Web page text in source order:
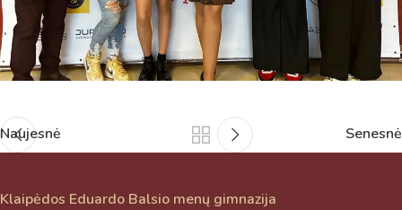
Naujesnė Senesnė
Klaipėdos Eduardo Balsio menų gimnazija